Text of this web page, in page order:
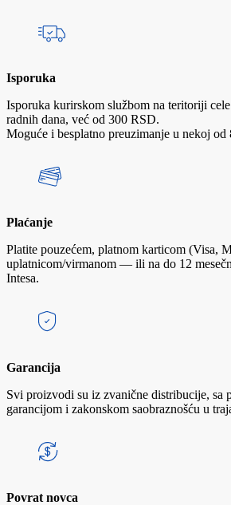
Isporuka
Isporuka kurirskom službom na teritoriji
radnih dana, već od 300 RSD.
Moguće i besplatno preuzimanje u nekoj od
Plaćanje
Platite pouzećem, platnom karticom (Visa,
uplatnicom/virmanom — ili na do 12
Intesa.
Garancija
Svi proizvodi su iz zvanične distribucije, sa
garancijom i zakonskom saobraznošću u
Povrat novca